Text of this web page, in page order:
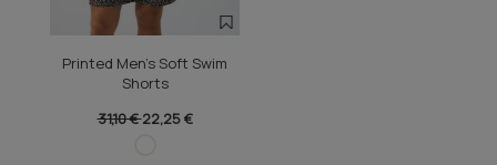
Printed Men's Soft Swim
Shorts
31,10 €22,25 €